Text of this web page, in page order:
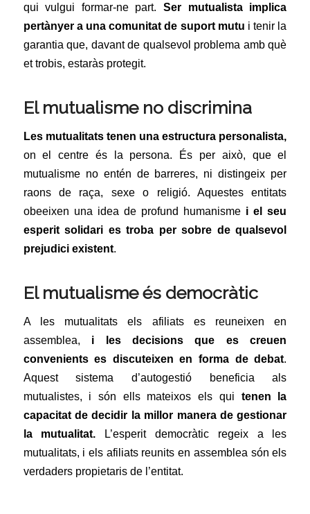
qui vulgui formar-ne part.Ser mutualista implica
pertànyer a una comunitat de suport mutu i tenir la
garantia que, davant de qualsevol problema amb què
et trobis, estaràs protegit.
El mutualisme no discrimina
Les mutualitats tenen una estructura personalista,
on el centre és la persona. És per això, que el
mutualisme no entén de barreres, ni distingeix per
raons de raça, sexe o religió. Aquestes entitats
obeeixen una idea de profund humanisme i el seu
esperit solidari es troba per sobre de qualsevol
prejudici existent.
El mutualisme és democràtic
A les mutualitats els afiliats es reuneixen en
assemblea, i les decisions que es creuen
convenients es discuteixen en forma de debat.
Aquest sistema d’autogestió beneficia als
mutualistes, i són ells mateixos els qui tenen la
capacitat de decidir la millor manera de gestionar
la mutualitat.
L’esperit democràtic regeix a les
mutualitats, i els afiliats reunits en assemblea són els
verdaders propietaris de l’entitat.